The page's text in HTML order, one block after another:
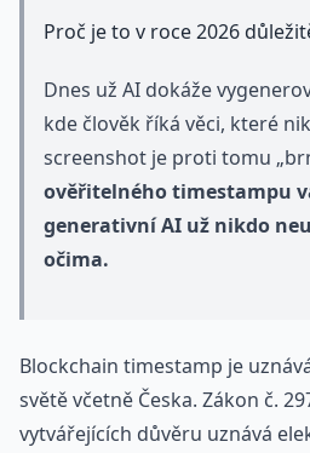
Proč je to v roce 2026
Dnes už AI dokáže
kde člověk říká věci, které
screenshot je proti tomu
ověřitelného timestampu
generativní AI už nikdo
očima.
Blockchain timestamp je
světě včetně Česka. Zákon č.
vytvářejících důvěru uznává